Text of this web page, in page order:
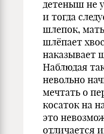
детеныш не
и тогда
шлепок,
шлёпает
наказывает
Наблюдая
невольно
мечтать о
косаток на
это
отличается